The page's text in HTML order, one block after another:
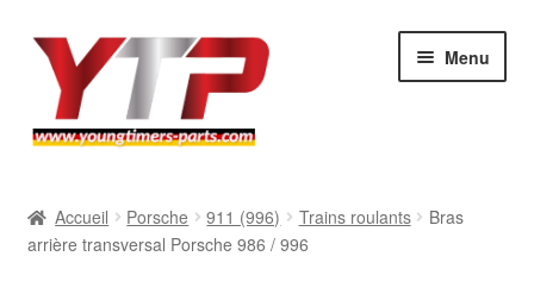
Aller
navigation
Aller
contenu
Menu
BMW
Accueil Porsche 911 (996) Trains roulants
Bras
arrière transversal Porsche 986 / 996